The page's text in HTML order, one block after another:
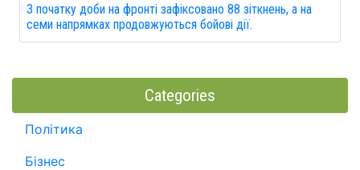
З початку доби на фронті зафіксовано 88 зіткнень, а на
семи напрямках продовжуються бойові дії.
Categories
Політика
Бізнес